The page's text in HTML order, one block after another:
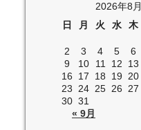
2026年8月
日
月 火 水 木
« 9月
2
3 4 5 6
9
10 11 12 13
16
17 18 19 20
23
24 25 26 27
30 31